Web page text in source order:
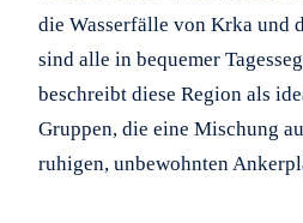
die Wasserfälle von Krka und
sind alle in bequemer
beschreibt diese Region als
Gruppen, die eine Mischung
ruhigen, unbewohnten